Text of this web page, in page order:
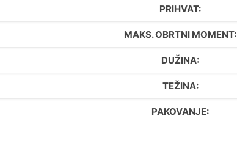
PRIHVAT:
MAKS. OBRTNI MOMENT:
DUŽINA:
TEŽINA:
PAKOVANJE: